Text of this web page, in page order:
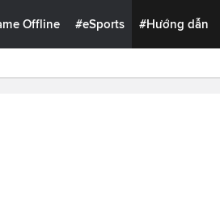
Offline #eSports #Hướng dẫn